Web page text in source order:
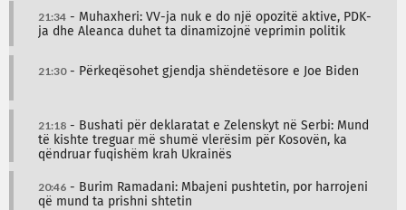
21:34 - Muhaxheri: VV-ja nuk e do një opozitë aktive, PDK-
ja dhe Aleanca duhet ta dinamizojnë veprimin politik
21:30- Përkeqësohet gjendja shëndetësore e Joe Biden
21:18 - Bushati për deklaratat e Zelenskyt në Serbi: Mund
të kishte treguar më shumë vlerësim për Kosovën, ka
qëndruar fuqishëm krah Ukrainës
20:46 - Burim Ramadani: Mbajeni pushtetin, por harrojeni
që mund ta prishni shtetin